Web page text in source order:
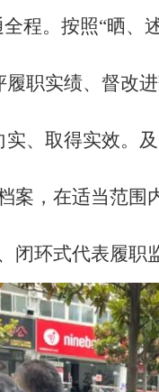
全程。按照“晒、
职实绩、督改
、取得实效。
案，在适当范
闭环式代表履职